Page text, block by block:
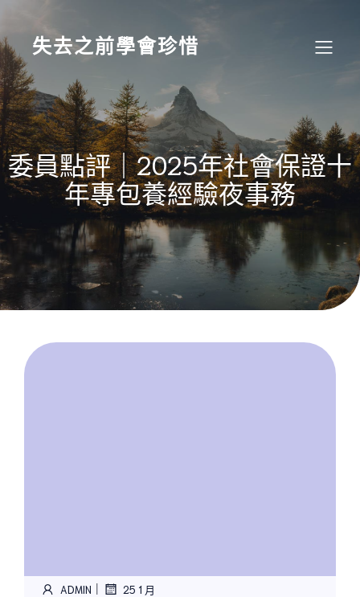
content
失去之前學會珍惜
委員點評｜2025年社會保證十
年專包養經驗夜事務
ADMIN | 25 1 月